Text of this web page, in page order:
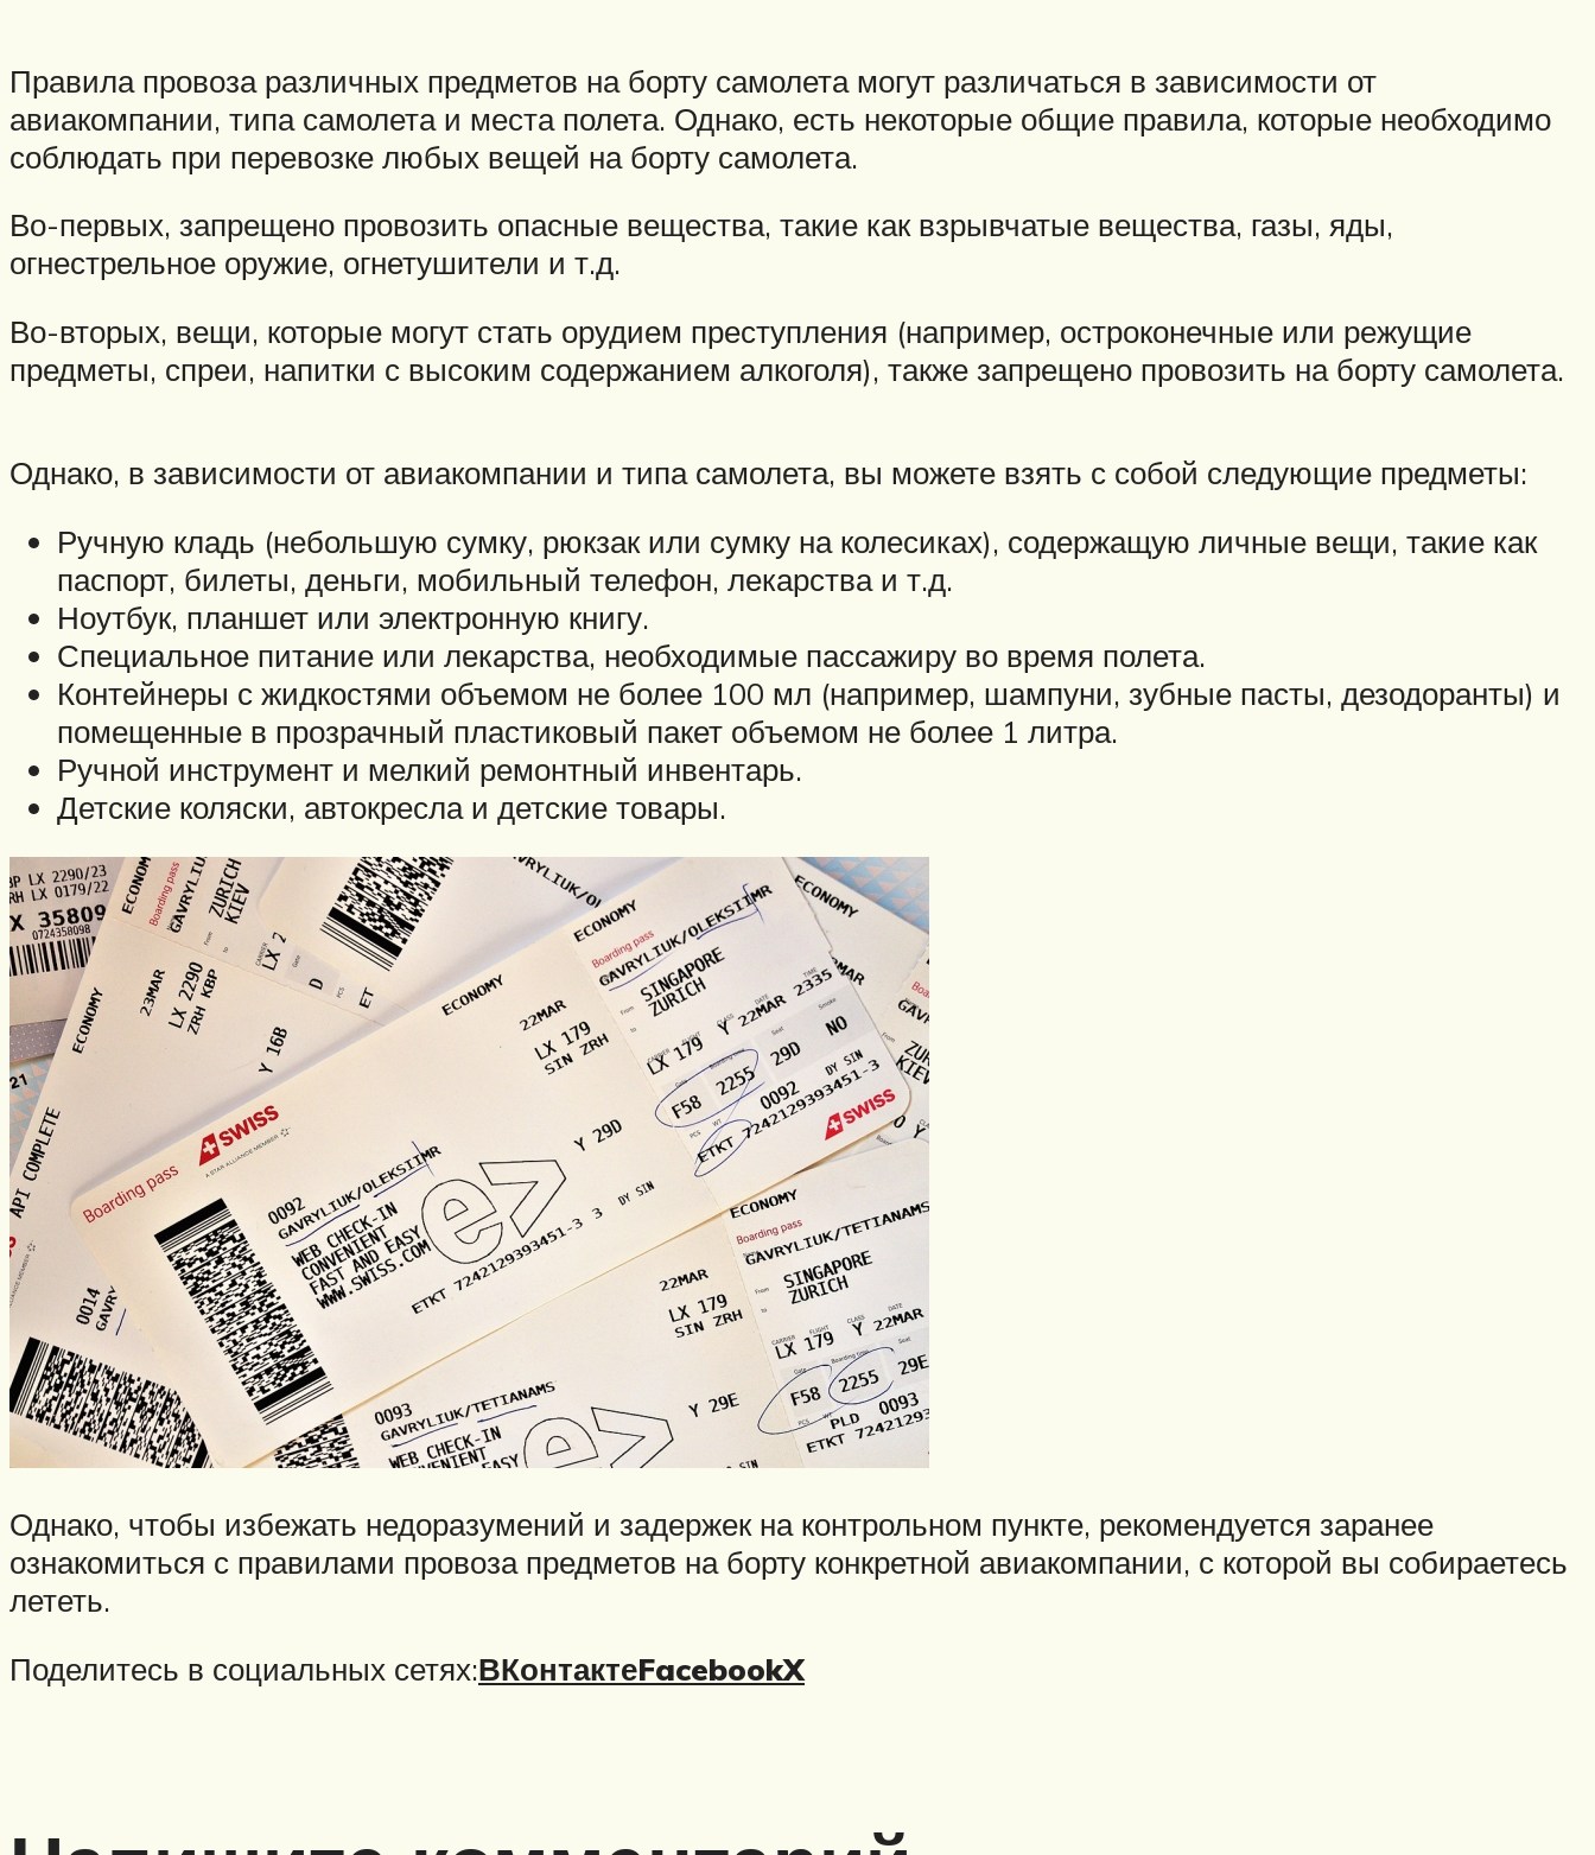
Правила провоза различных предметов на борту самолета могут различаться в зависимости от
авиакомпании, типа самолета и места полета. Однако, есть некоторые общие правила, которые необходимо
соблюдать при перевозке любых вещей на борту самолета.
Во-первых, запрещено провозить опасные вещества, такие как взрывчатые вещества, газы, яды,
огнестрельное оружие, огнетушители и т.д.
Во-вторых, вещи, которые могут стать орудием преступления (например, остроконечные или режущие
предметы, спреи, напитки с высоким содержанием алкоголя), также запрещено провозить на борту самолета.
Однако, в зависимости от авиакомпании и типа самолета, вы можете взять с собой следующие предметы:
Ручную кладь (небольшую сумку, рюкзак или сумку на колесиках), содержащую личные вещи, такие как
паспорт, билеты, деньги, мобильный телефон, лекарства и т.д.
Ноутбук, планшет или электронную книгу.
Специальное питание или лекарства, необходимые пассажиру во время полета.
Контейнеры с жидкостями объемом не более 100 мл (например, шампуни, зубные пасты, дезодоранты) и
помещенные в прозрачный пластиковый пакет объемом не более 1 литра.
Ручной инструмент и мелкий ремонтный инвентарь.
Детские коляски, автокресла и детские товары.
Однако, чтобы избежать недоразумений и задержек на контрольном пункте, рекомендуется заранее
ознакомиться с правилами провоза предметов на борту конкретной авиакомпании, с которой вы собираетесь
лететь.
Поделитесь в социальных сетях:ВКонтактеFacebookX